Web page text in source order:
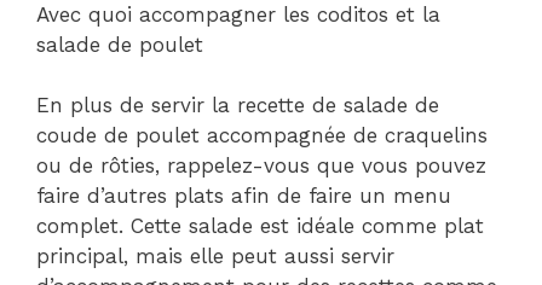
Avec quoi accompagner les coditos et la
salade de poulet
En plus de servir la recette de salade de
coude de poulet accompagnée de craquelins
ou de rôties, rappelez-vous que vous pouvez
faire d’autres plats afin de faire un menu
complet. Cette salade est idéale comme plat
principal, mais elle peut aussi servir